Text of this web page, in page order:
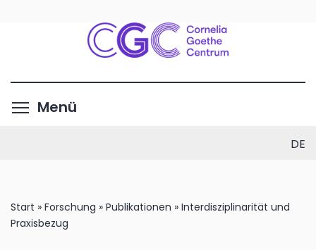
Inhalt
Menü
DE
Start » Forschung » Publikationen » Interdisziplinarität und
Praxisbezug